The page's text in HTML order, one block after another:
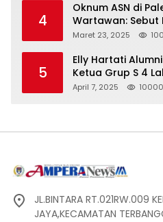
4
Oknum ASN di
Wartawan: Sebut
Seharga 2 Liter
Maret 23, 2025
5
Elly Hartati
Ketua Grup S 4
Silaturahmi
April 7, 2025
JL.BINTARA RT.021RW.009
JAYA,KECAMATAN